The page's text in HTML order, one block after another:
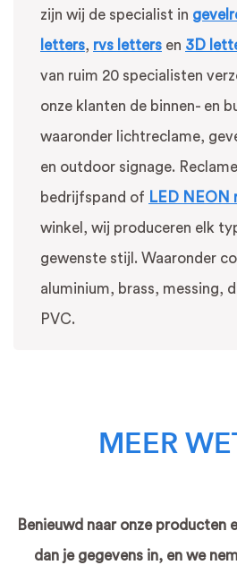
zijn wij de specialist in
letters, rvs letters en 3D
van ruim 20 specialisten
onze klanten de binnen- en
waaronder lichtreclame,
en outdoor signage.
bedrijfspand of LED NEON
winkel, wij produceren elk
gewenste stijl. Waaronder
aluminium, brass, messing,
PVC.
MEER
Benieuwd naar onze producten
dan je gegevens in, en we